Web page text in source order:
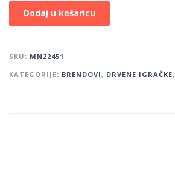
Dodaj u košaricu
SKU: MN22451
KATEGORIJE: BRENDOVI, DRVENE IGRAČKE,